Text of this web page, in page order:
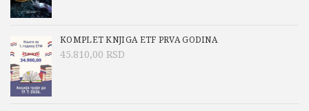
KOMPLET KNJIGA ETF PRVA GODINA
45.810,00 RSD